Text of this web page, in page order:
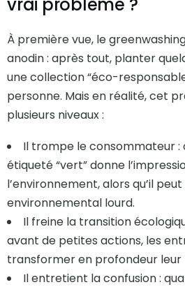
À première vue, le
anodin : après tout, planter
une collection “éco-
personne. Mais en réalité, cet
plusieurs niveaux :
Il trompe le consommateur
étiqueté “vert” donne
l’environnement, alors qu’il
environnemental lourd.
Il freine la transition
avant de petites actions, les
transformer en profondeur leur
Il entretient la confusion :